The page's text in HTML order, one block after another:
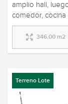
amplio hall,
comedor,
346,00 m2
Terreno Lote